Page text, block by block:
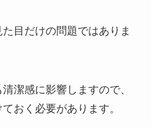
目だけの問題ではありま
潔感に影響しますので、
おく必要があります。